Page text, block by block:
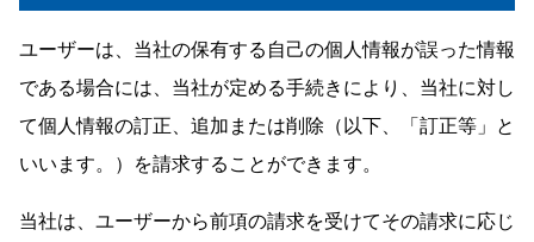
ユーザーは、当社の保有する自己の個人情報が誤った情報
である場合には、当社が定める手続きにより、当社に対し
て個人情報の訂正、追加または削除（以下、「訂正等」と
いいます。）を請求することができます。
当社は、ユーザーから前項の請求を受けてその請求に応じ